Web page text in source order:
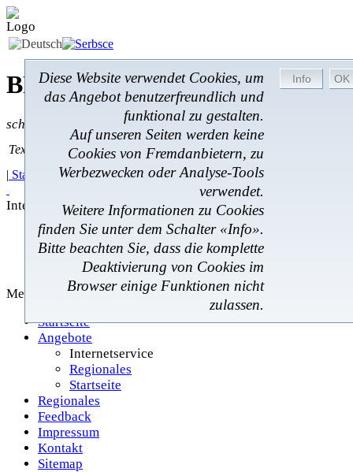
BROM-Service *Online
schnell * zuverlässig * kostengünstig
Diese Website verwendet Cookies, um
das Angebot benutzerfreundlich und
funktional zu gestalten.
Auf unseren Seiten werden keine
Cookies von Fremdanbietern, zu
Werbezwecken oder Analyse-Tools
verwendet.
Weitere Informationen zu Cookies
finden Sie unter dem Schalter «Info».
Bitte beachten Sie, dass die komplette
Deaktivierung von Cookies im
Browser einige Funktionen nicht
zulassen.
Textsuche:
Textsuche
| Startseite |Angebote|Regionales|Feedback|
Internetservice
Internetservice
Regionales
Startseite
Menü
Startseite
Angebote
Internetservice
Regionales
Startseite
Regionales
Feedback
Impressum
Kontakt
Sitemap